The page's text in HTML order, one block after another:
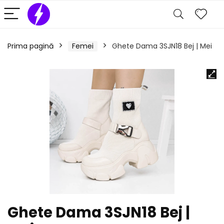
Prima pagină Femei Ghete Dama 3SJN18 Bej | Mei
Ghete Dama 3SJN18 Bej |